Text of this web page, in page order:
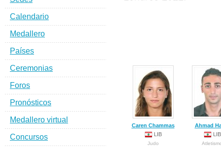
Caren Chammas
LIB
Judo
Ahmad
LIB
Calendario
Medallero
Países
Ceremonias
Foros
Pronósticos
Medallero virtual
Concursos